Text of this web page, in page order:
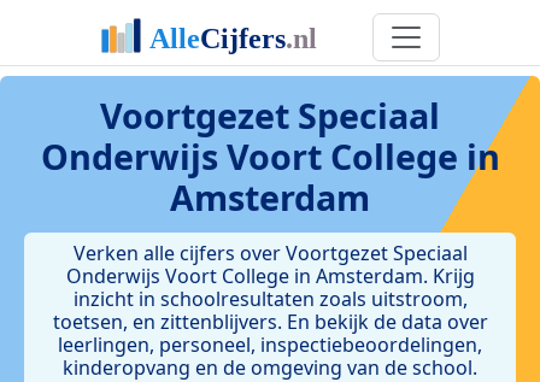
Voortgezet Speciaal
Onderwijs Voort College in
Amsterdam
Verken alle cijfers over Voortgezet Speciaal
Onderwijs Voort College in Amsterdam. Krijg
inzicht in schoolresultaten zoals uitstroom,
toetsen, en zittenblijvers. En bekijk de data over
leerlingen, personeel, inspectiebeoordelingen,
kinderopvang en de omgeving van de school.